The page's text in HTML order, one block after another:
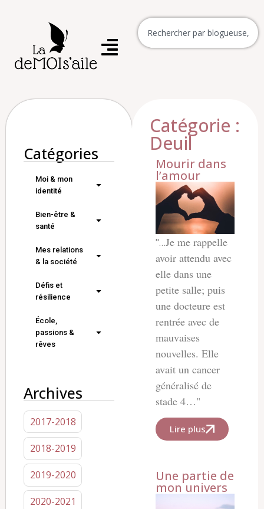
Catégories
Moi & mon
identité
Bien-être &
santé
Mes relations
& la société
Défis et
résilience
École,
passions &
rêves
Archives
2017-2018
2018-2019
2019-2020
2020-2021
Catégorie :
Deuil
Mourir dans
l’amour
"…Je me rappelle
avoir attendu avec
elle dans une
petite salle; puis
une docteure est
rentrée avec de
mauvaises
nouvelles. Elle
avait un cancer
généralisé de
stade 4…"
Lire plus
Une partie de
mon univers